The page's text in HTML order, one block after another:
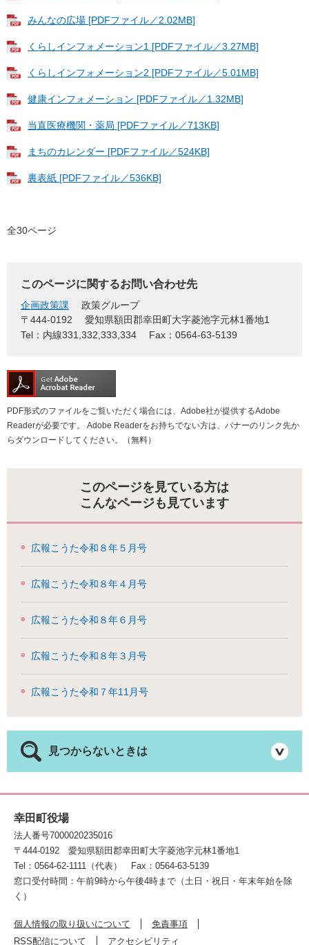
みんなの広場 [PDFファイル／2.02MB]
くらしインフォメーション1 [PDFファイル／3.27MB]
くらしインフォメーション2 [PDFファイル／5.01MB]
健康インフォメーション [PDFファイル／1.32MB]
当直医療機関・薬局 [PDFファイル／713KB]
まちのカレンダー [PDFファイル／524KB]
裏表紙 [PDFファイル／536KB]
全30ページ
このページに関するお問い合わせ先
企画政策課
政策グループ
〒444-0192
愛知県額田郡幸田町大字菱池字元林1番地1
Tel：内線331,332,333,334
Fax：0564-63-5139
PDF形式のファイルをご覧いただく場合には、Adobe社が提供するAdobe
Readerが必要です。
Adobe Readerをお持ちでない方は、バナーのリンク先か
らダウンロードしてください。（無料）
このページを見ている方は
こんなページも見ています
広報こうた令和８年５月号
広報こうた令和８年４月号
広報こうた令和８年６月号
広報こうた令和８年３月号
広報こうた令和７年11月号
見つからないときは
幸田町役場
法人番号7000020235016
〒444-0192
愛知県額田郡幸田町大字菱池字元林1番地1
Tel：0564-62-1111（代表）
Fax：0564-63-5139
窓口受付時間：午前9時から午後4時まで（土日・祝日・年末年始を除
く）
個人情報の取り扱いについて
免責事項
RSS配信について
アクセシビリティ